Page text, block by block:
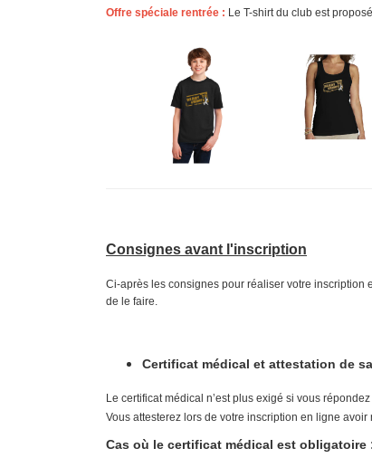
Offre spéciale rentrée : Le T-shirt du club est
Consignes avant l'inscription
Ci-après les consignes pour réaliser votre inscription
de le faire.
Certificat médical et attestation de
Le certificat médical n’est plus exigé si vous
Vous attesterez lors de votre inscription en ligne
Cas où le certificat médical est obligatoire